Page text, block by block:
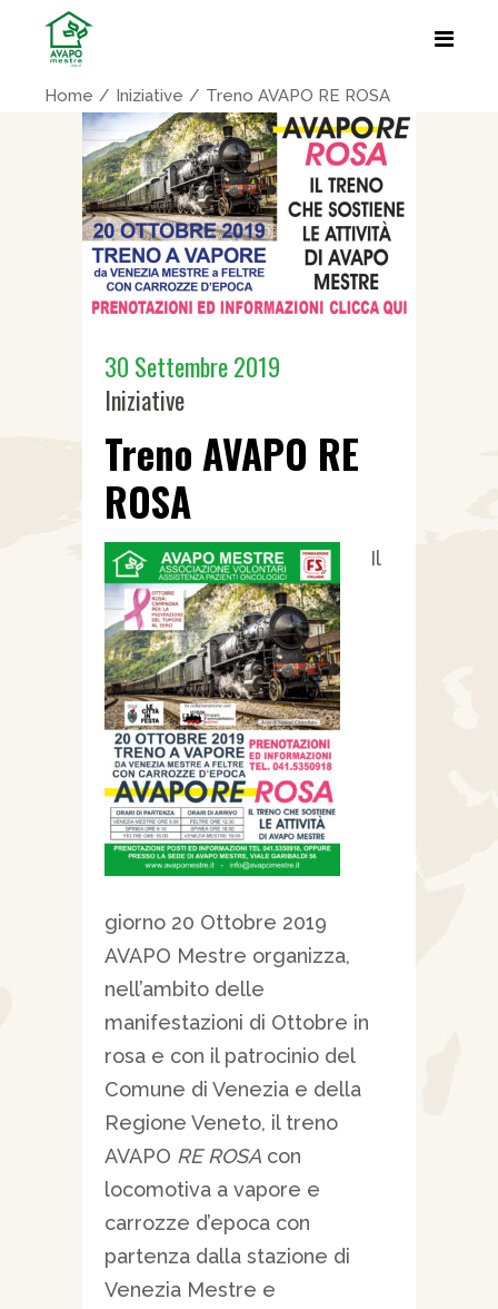
Home Iniziative Treno AVAPO RE ROSA
30 Settembre 2019
Iniziative
Treno AVAPO RE
ROSA
Il
giorno 20 Ottobre 2019
AVAPO Mestre organizza,
nell’ambito delle
manifestazioni di Ottobre in
rosa e con il patrocinio del
Comune di Venezia e della
Regione Veneto, il treno
AVAPO RE ROSA con
locomotiva a vapore e
carrozze d’epoca con
partenza dalla stazione di
Venezia Mestre e